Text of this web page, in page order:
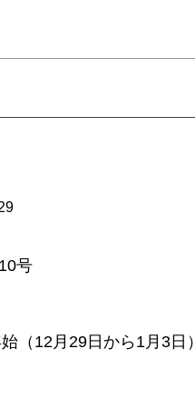
号
（12月29日から1月3日）